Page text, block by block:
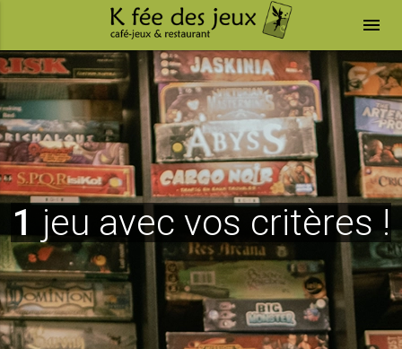
menu
1 jeu avec vos critères !